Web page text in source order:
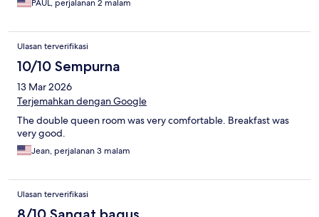
PAUL, perjalanan 2 malam
Ulasan terverifikasi
10/10 Sempurna
13 Mar 2026
Terjemahkan dengan Google
The double queen room was very comfortable. Breakfast was
very good.
Jean, perjalanan 3 malam
Ulasan terverifikasi